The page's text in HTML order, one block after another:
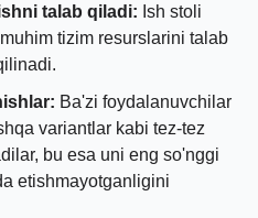
talab qiladi: Ish stoli
tizim resurslarini talab
Ba'zi foydalanuvchilar
variantlar kabi tez-tez
bu esa uni eng so'nggi
etishmayotganligini